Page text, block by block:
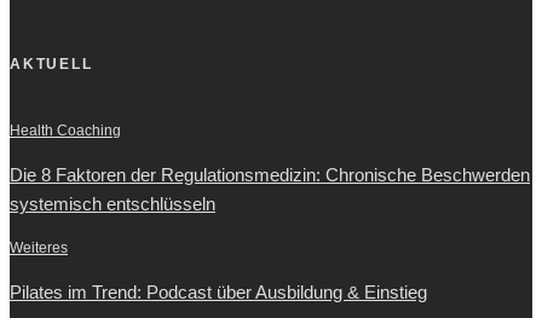
AKTUELL
Health Coaching
Die 8 Faktoren der Regulationsmedizin: Chronische Beschwerden
systemisch entschlüsseln
Weiteres
Pilates im Trend: Podcast über Ausbildung & Einstieg